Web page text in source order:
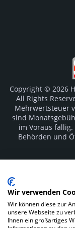
Copyright © 2026
All Rights
Mehrwertsteuer
sind
im Voraus
Behörden und
Wir verwenden
Wir können diese zur
unsere Webseite zu
Ihnen ein großartiges